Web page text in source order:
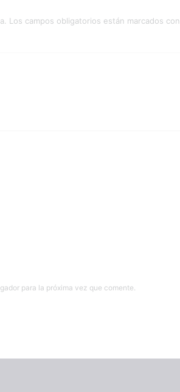
Los campos obligatorios están marcados con
para la próxima vez que comente.